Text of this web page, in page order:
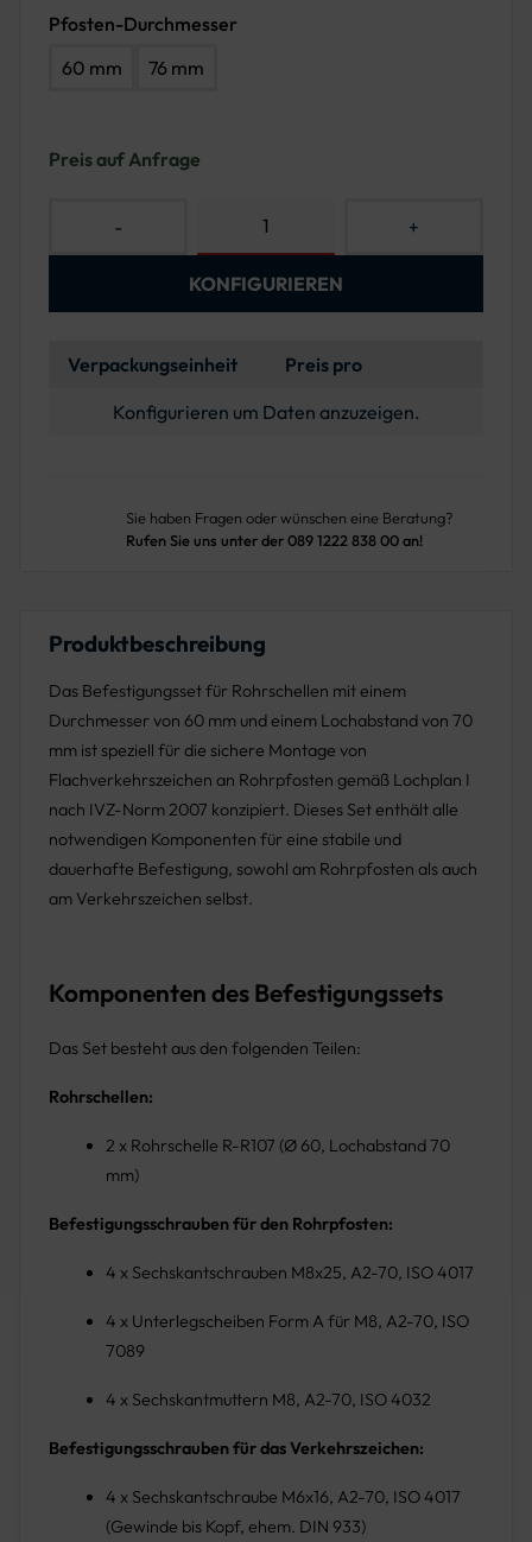
Pfosten-Durchmesser
60 mm
76 mm
Preis auf Anfrage
- +
KONFIGURIEREN
Verpackungseinheit
Preis pro
Konfigurieren um Daten anzuzeigen.
Sie haben Fragen oder wünschen eine Beratung?
Rufen Sie uns unter der 089 1222 838 00 an!
Produktbeschreibung
Das Befestigungsset für Rohrschellen mit einem
Durchmesser von 60 mm und einem Lochabstand von 70
mm ist speziell für die sichere Montage von
Flachverkehrszeichen an Rohrpfosten gemäß Lochplan I
nach IVZ-Norm 2007 konzipiert. Dieses Set enthält alle
notwendigen Komponenten für eine stabile und
dauerhafte Befestigung, sowohl am Rohrpfosten als auch
am Verkehrszeichen selbst.
Komponenten des Befestigungssets
Das Set besteht aus den folgenden Teilen:
Rohrschellen:
2 x Rohrschelle R-R107 (Ø 60, Lochabstand 70
mm)
Befestigungsschrauben für den Rohrpfosten:
4 x Sechskantschrauben M8x25, A2-70, ISO 4017
4 x Unterlegscheiben Form A für M8, A2-70, ISO
7089
4 x Sechskantmuttern M8, A2-70, ISO 4032
Befestigungsschrauben für das Verkehrszeichen:
4 x Sechskantschraube M6x16, A2-70, ISO 4017
(Gewinde bis Kopf, ehem. DIN 933)